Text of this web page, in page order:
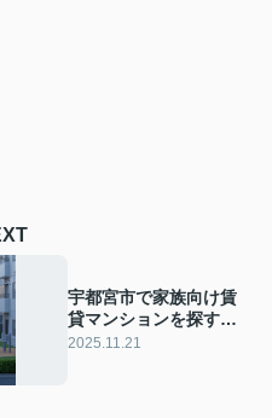
宇都宮市で家族向け賃
貸マンションを探すな
ら？選び方や暮らしや
2025.11.21